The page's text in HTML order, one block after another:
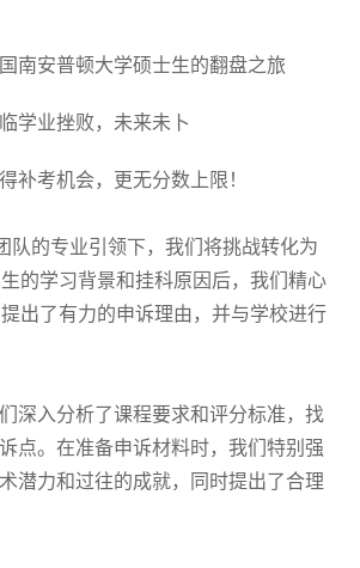
南安普顿大学硕士生的翻盘之旅
学业挫败，未来未卜
补考机会，更无分数上限！
队的专业引领下，我们将挑战转化为
的学习背景和挂科原因后，我们精心
出了有力的申诉理由，并与学校进行
深入分析了课程要求和评分标准，找
点。在准备申诉材料时，我们特别强
潜力和过往的成就，同时提出了合理